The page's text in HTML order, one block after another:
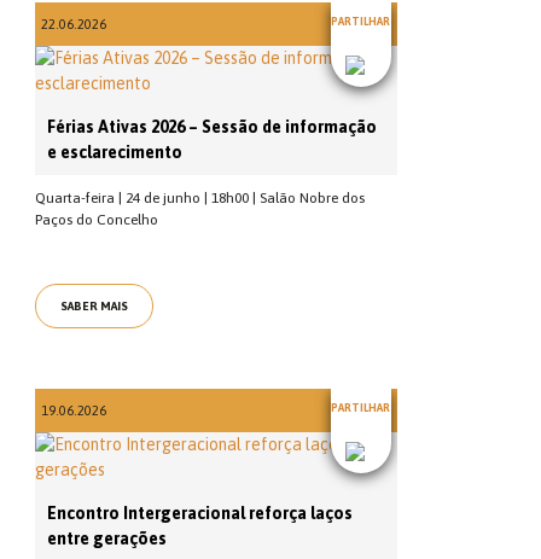
22.06.2026 PARTILHAR
Férias Ativas 2026 – Sessão de informação
e esclarecimento
Quarta-feira | 24 de junho | 18h00 | Salão Nobre dos
Paços do Concelho
SABER MAIS
19.06.2026 PARTILHAR
Encontro Intergeracional reforça laços
entre gerações